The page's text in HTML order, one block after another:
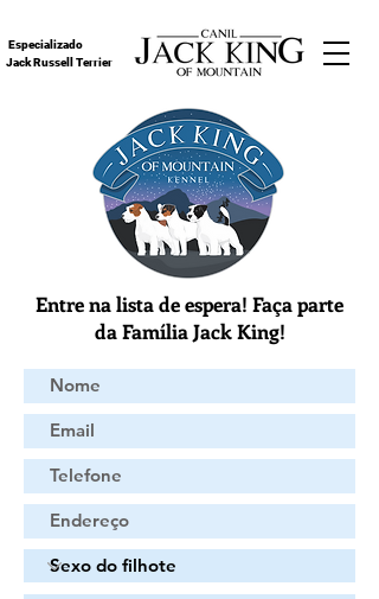
Especializado
Jack Russell Terrier
Entre na lista de espera! Faça parte
da Família Jack King!